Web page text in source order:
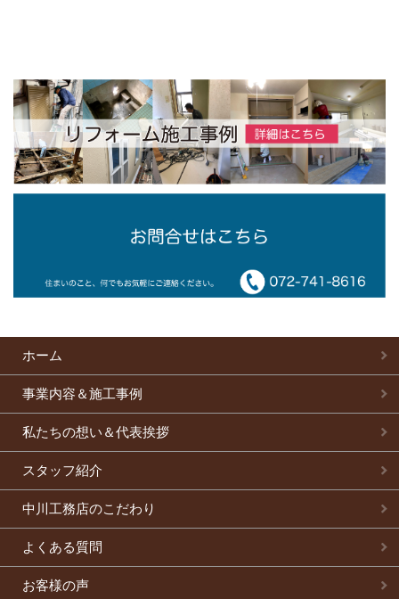
ホーム
事業内容＆施工事例
私たちの想い＆代表挨拶
スタッフ紹介
中川工務店のこだわり
よくある質問
お客様の声